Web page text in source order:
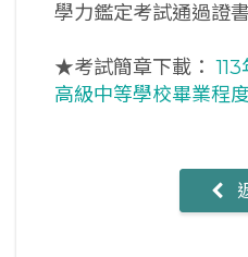
學力鑑定考試通過證
★考試簡章下載：
高級中等學校畢業程